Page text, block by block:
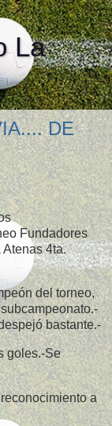
La
DE
Fundadores
4ta.
del torneo,
bastante.-
goles.-Se
a